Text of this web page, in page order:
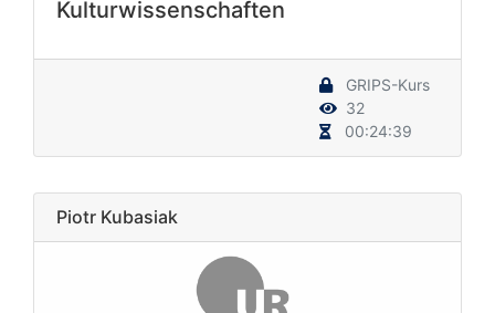
Kulturwissenschaften
GRIPS-Kurs
32
00:24:39
Piotr Kubasiak